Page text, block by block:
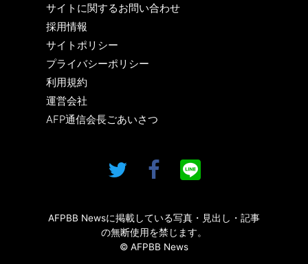
サイトに関するお問い合わせ
採用情報
サイトポリシー
プライバシーポリシー
利用規約
運営会社
AFP通信会長ごあいさつ
AFPBB Newsに掲載している写真・見出し・記事
の無断使用を禁じます。
© AFPBB News